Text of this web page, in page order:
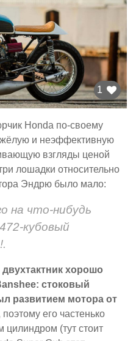
1
Honda по-своему
и неэффективную
взгляды ценой
лошадки относительно
Эндрю было мало:
на что-нибудь
кубовый
хорошо
стоковый
развитием мотора от
поэтому его частенько
(тут стоит